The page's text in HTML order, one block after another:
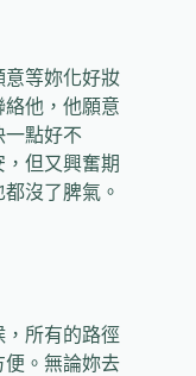
意等妳化好妝
他，他願意
一點好不
但又興奮期
沒了脾氣。
所有的路徑
便。無論妳去